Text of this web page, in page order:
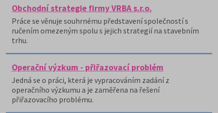
Obchodní strategie firmy VRBA s.r.o.
Práce se věnuje souhrnému představení společností s
ručením omezeným spolu s jejich strategií na stavebním
trhu.
Operační výzkum - přiřazovací problém
Jedná se o práci, která je vypracováním zadání z
operačního výzkumu a je zaměřena na řešení
přiřazovacího problému.